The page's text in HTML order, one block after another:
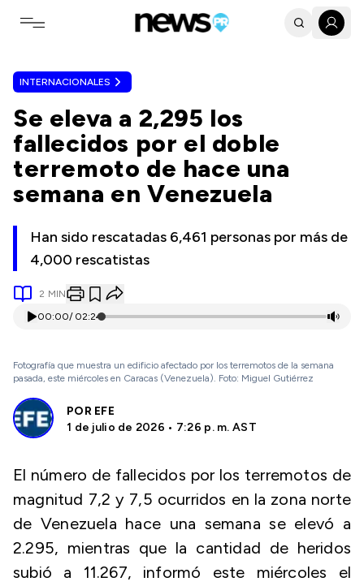
Toggle navigation menu
INTERNACIONALES
Se eleva a 2,295 los
fallecidos por el doble
terremoto de hace una
semana en Venezuela
Han sido rescatadas 6,461 personas por más de
4,000 rescatistas
2 MIN
00:00/ 02:24
Fotografía que muestra un edificio afectado por los terremotos de la semana
pasada, este miércoles en Caracas (Venezuela). Foto: Miguel Gutiérrez
POR EFE
1 de julio de 2026 • 7:26 p. m. AST
El número de fallecidos por los terremotos de
magnitud 7,2 y 7,5 ocurridos en la zona norte
de Venezuela hace una semana se elevó a
2.295, mientras que la cantidad de heridos
subió a 11.267, informó este miércoles el